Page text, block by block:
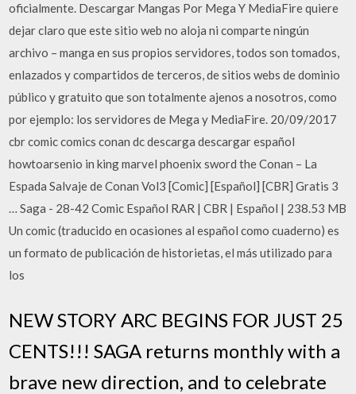
oficialmente. Descargar Mangas Por Mega Y MediaFire quiere
dejar claro que este sitio web no aloja ni comparte ningún
archivo – manga en sus propios servidores, todos son tomados,
enlazados y compartidos de terceros, de sitios webs de dominio
público y gratuito que son totalmente ajenos a nosotros, como
por ejemplo: los servidores de Mega y MediaFire. 20/09/2017
cbr comic comics conan dc descarga descargar español
howtoarsenio in king marvel phoenix sword the Conan – La
Espada Salvaje de Conan Vol3 [Comic] [Español] [CBR] Gratis 3
… Saga - 28-42 Comic Español RAR | CBR | Español | 238.53 MB
Un comic (traducido en ocasiones al español como cuaderno) es
un formato de publicación de historietas, el más utilizado para
los
NEW STORY ARC BEGINS FOR JUST 25
CENTS!!! SAGA returns monthly with a
brave new direction, and to celebrate